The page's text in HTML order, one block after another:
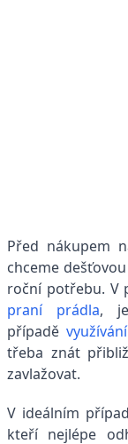
Před nákupem
chceme
roční potřebu. V
praní prádla,
případě
třeba znát
zavlažovat.
V ideálním
kteří nejlépe